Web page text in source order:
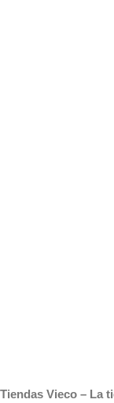
Tiendas Vieco – La